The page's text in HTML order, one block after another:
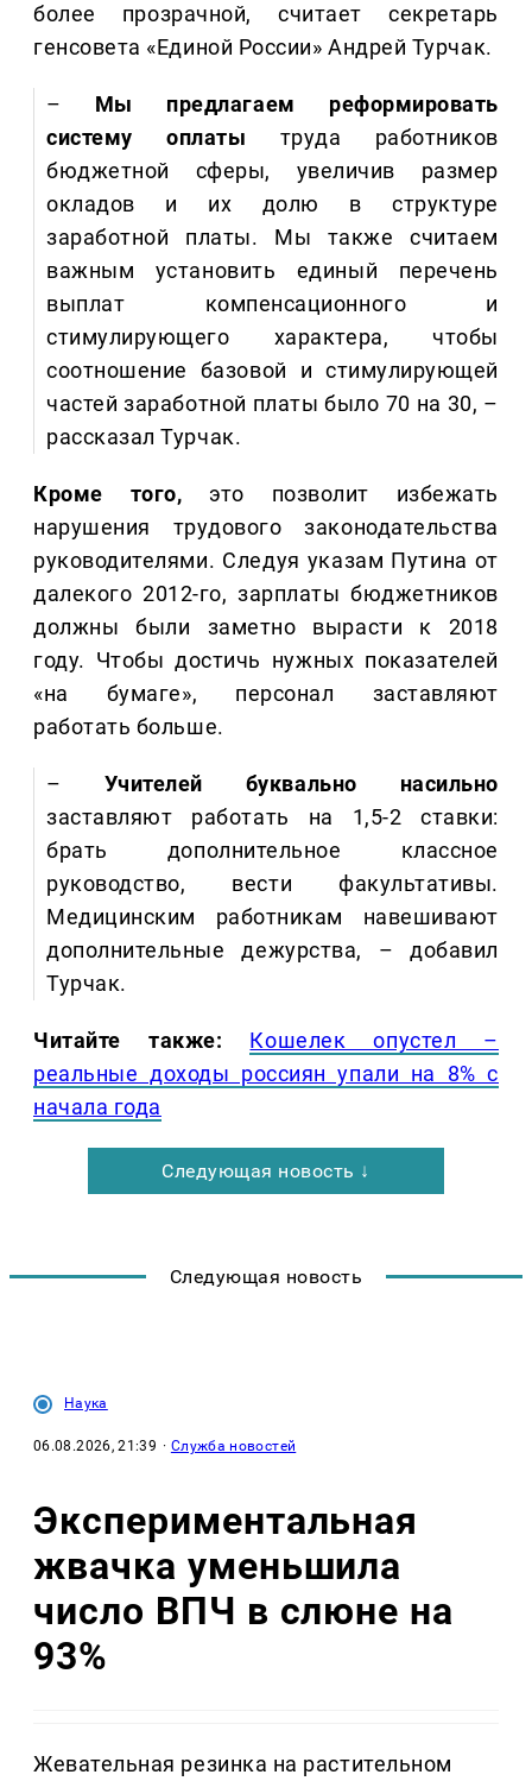
более прозрачной, считает секретарь
генсовета «Единой России» Андрей Турчак.
– Мы предлагаем реформировать
систему оплаты труда работников
бюджетной сферы, увеличив размер
окладов и их долю в структуре
заработной платы. Мы также считаем
важным установить единый перечень
выплат компенсационного и
стимулирующего характера, чтобы
соотношение базовой и стимулирующей
частей заработной платы было 70 на 30, –
рассказал Турчак.
Кроме того, это позволит избежать
нарушения трудового законодательства
руководителями. Следуя указам Путина от
далекого 2012-го, зарплаты бюджетников
должны были заметно вырасти к 2018
году. Чтобы достичь нужных показателей
«на бумаге», персонал заставляют
работать больше.
– Учителей буквально насильно
заставляют работать на 1,5-2 ставки:
брать дополнительное классное
руководство, вести факультативы.
Медицинским работникам навешивают
дополнительные дежурства, – добавил
Турчак.
Читайте также:
Кошелек опустел –
реальные доходы россиян упали на 8% с
начала года
Следующая новость ↓
Следующая новость
Наука
06.08.2026, 21:39 · Служба новостей
Экспериментальная
жвачка уменьшила
число ВПЧ в слюне на
93%
Жевательная резинка на растительном